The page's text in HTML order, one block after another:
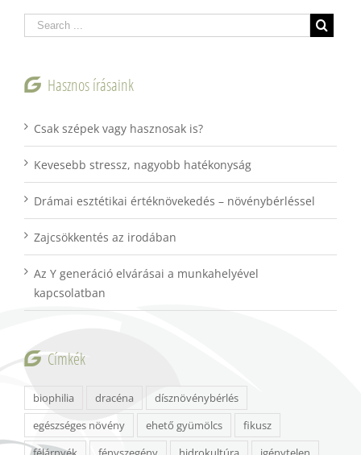
Hasznos írásaink
Csak szépek vagy hasznosak is?
Kevesebb stressz, nagyobb hatékonyság
Drámai esztétikai értéknövekedés – növénybérléssel
Zajcsökkentés az irodában
Az Y generáció elvárásai a munkahelyével
kapcsolatban
Címkék
biophilia dracéna
dísznövénybérlés
egészséges növény
ehető gyümölcs
fikusz